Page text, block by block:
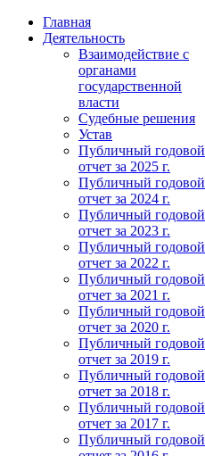
Главная
Деятельность
Взаимодействие с
органами
государственной
власти
Судебные решения
Устав
Публичный годовой
отчет за 2025 г.
Публичный годовой
отчет за 2024 г.
Публичный годовой
отчет за 2023 г.
Публичный годовой
отчет за 2022 г.
Публичный годовой
отчет за 2021 г.
Публичный годовой
отчет за 2020 г.
Публичный годовой
отчет за 2019 г.
Публичный годовой
отчет за 2018 г.
Публичный годовой
отчет за 2017 г.
Публичный годовой